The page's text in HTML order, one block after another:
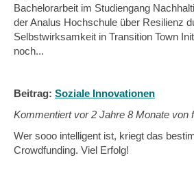
Bachelorarbeit im Studiengang
der Analus Hochschule über Resilienz
Selbstwirksamkeit in Transition Town
noch...
Beitrag: Soziale Innovationen
Kommentiert vor2 Jahre 8 Monate von
Wer sooo intelligent ist, kriegt das
Crowdfunding. Viel Erfolg!